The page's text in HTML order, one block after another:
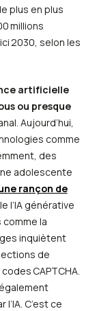
plus en plus
millions
2030, selon les
artificielle
ou presque
Aujourd’hui,
comme
des
adolescente
rançon de
l’IA générative
la
inquiètent
de
CAPTCHA.
C’est ce